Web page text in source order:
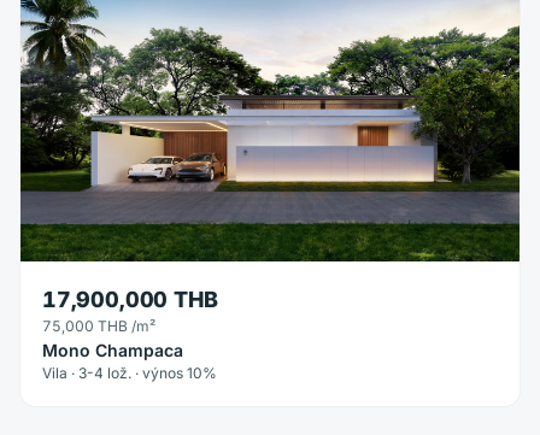
17,900,000 THB
75,000 THB /m²
Mono Champaca
Vila · 3-4 lož. · výnos 10%